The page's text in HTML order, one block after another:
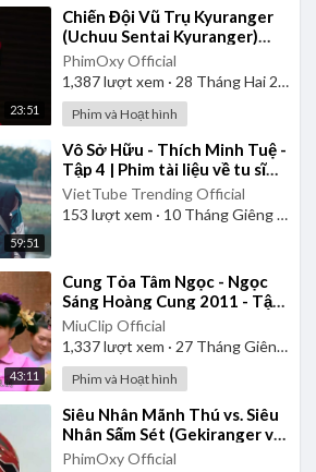
23:51
⁣Chiến Đội Vũ Trụ Kyuranger
(Uchuu Sentai Kyuranger)
2017 - Tập 1 | Thuyết Minh
PhimOxy Official
1,387lượt xem · 28 Tháng Hai 2025
Phim và Hoạt hình
59:51
⁣Vô Sở Hữu - Thích Minh Tuệ -
Tập 4 | Phim tài liệu về tu sĩ
đầu đà Phật giáo Việt Nam
VietTube Trending Official
153 lượt xem · 10 Tháng Giêng 2025
43:11
⁣Cung Tỏa Tâm Ngọc - Ngọc
Sáng Hoàng Cung 2011 - Tập
1 | Thuyết Minh
MiuClip Official
1,337lượt xem · 27 Tháng Giêng 2025
Phim và Hoạt hình
⁣Siêu Nhân Mãnh Thú vs. Siêu
Nhân Sấm Sét (Gekiranger vs.
Boukenger) 2008 | Vietsub
PhimOxy Official